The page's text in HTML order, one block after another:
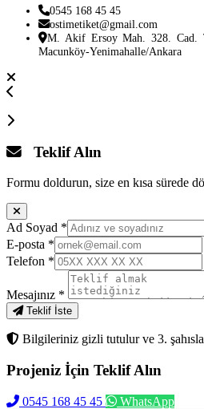
0545 168 45 45
ostimetiket@gmail.com
M. Akif Ersoy Mah. 328. Cad.
Macunköy-Yenimahalle/Ankara
Teklif Alın
Formu doldurun, size en kısa sürede
Ad Soyad *
E-posta *
Telefon *
Mesajınız *
Teklif İste
Bilgileriniz gizli tutulur ve 3.
Projeniz İçin Teklif Alın
0545 168 45 45 WhatsApp